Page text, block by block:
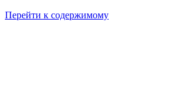
Перейти к содержимому